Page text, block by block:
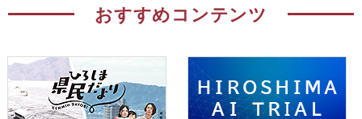
おすすめコンテンツ